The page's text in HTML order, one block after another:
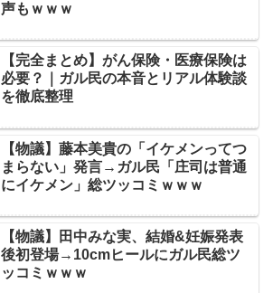
声もｗｗｗ
【完全まとめ】がん保険・医療保険は
必要？｜ガル民の本音とリアル体験談
を徹底整理
【物議】藤本美貴の「イケメンってつ
まらない」発言→ガル民「庄司は普通
にイケメン」総ツッコミｗｗｗ
【物議】田中みな実、結婚&妊娠発表
後初登場→10cmヒールにガル民総ツ
ッコミｗｗｗ